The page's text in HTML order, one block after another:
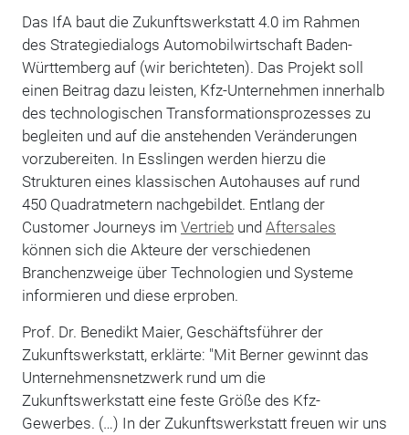
Das IfA baut die Zukunftswerkstatt 4.0 im Rahmen
des Strategiedialogs Automobilwirtschaft Baden-
Württemberg auf (wir berichteten). Das Projekt soll
einen Beitrag dazu leisten, Kfz-Unternehmen innerhalb
des technologischen Transformationsprozesses zu
begleiten und auf die anstehenden Veränderungen
vorzubereiten. In Esslingen werden hierzu die
Strukturen eines klassischen Autohauses auf rund
450 Quadratmetern nachgebildet. Entlang der
Customer Journeys im Vertriebund Aftersales
können sich die Akteure der verschiedenen
Branchenzweige über Technologien und Systeme
informieren und diese erproben.
Prof. Dr. Benedikt Maier, Geschäftsführer der
Zukunftswerkstatt, erklärte: "Mit Berner gewinnt das
Unternehmensnetzwerk rund um die
Zukunftswerkstatt eine feste Größe des Kfz-
Gewerbes. (…) In der Zukunftswerkstatt freuen wir uns